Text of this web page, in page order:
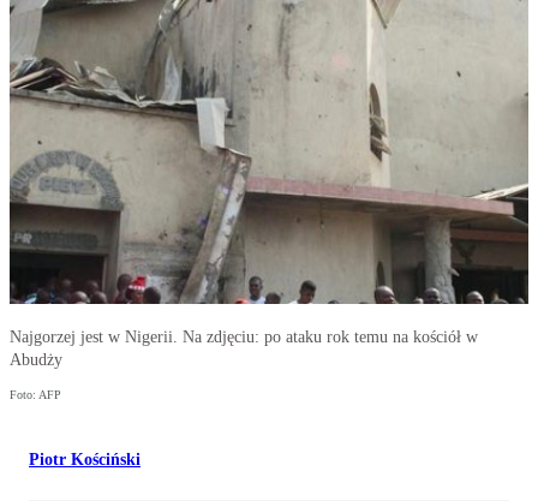
Najgorzej jest w Nigerii. Na zdjęciu: po ataku rok temu na kościół w
Abudży
Foto: AFP
Piotr Kościński